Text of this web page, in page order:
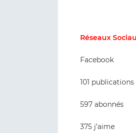
Réseaux
Facebook
101
597 abonnés
375 j’aime